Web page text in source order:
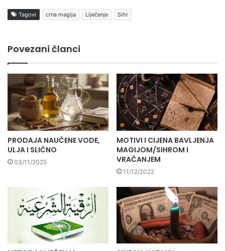
Tagovi crna magija Liječenje Sihr
Povezani članci
PRODAJA NAUČENE VODE,
ULJA I SLIČNO
03/11/2025
MOTIVI I CIJENA BAVLJENJA
MAGIJOM/SIHROM I
VRAČANJEM
11/12/2022